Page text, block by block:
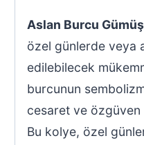
Aslan Burcu
özel günlerde veya
edilebilecek
burcunun
cesaret ve özgüven
Bu kolye, özel